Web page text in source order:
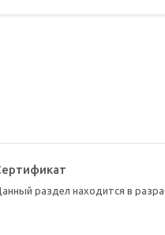
раздел находится в